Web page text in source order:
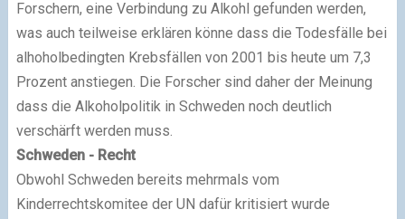
Forschern, eine Verbindung zu Alkohl gefunden werden,
was auch teilweise erklären könne dass die Todesfälle bei
alhoholbedingten Krebsfällen von 2001 bis heute um 7,3
Prozent anstiegen. Die Forscher sind daher der Meinung
dass die Alkoholpolitik in Schweden noch deutlich
verschärft werden muss.
Schweden - Recht
Obwohl Schweden bereits mehrmals vom
Kinderrechtskomitee der UN dafür kritisiert wurde